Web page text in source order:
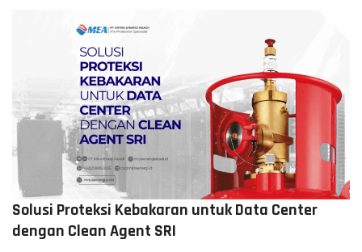
Solusi Proteksi Kebakaran untuk Data Center
dengan Clean Agent SRI